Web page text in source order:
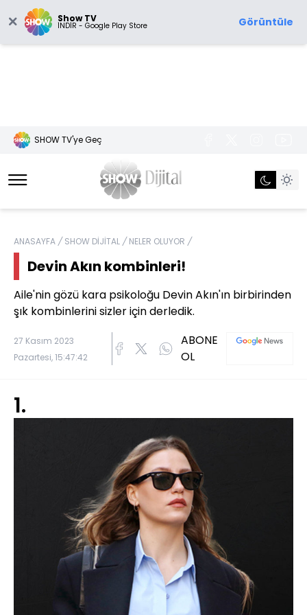
Show TV
İNDİR - Google Play Store Görüntüle
SHOW TV'ye Geç
ANASAYFA / SHOW DİJİTAL / NELER OLUYOR /
Devin Akın kombinleri!
Aile'nin gözü kara psikoloğu Devin Akın'ın birbirinden
şık kombinlerini sizler için derledik.
27 Kasım 2023
Pazartesi, 15:47:42
ABONE
OL
1.